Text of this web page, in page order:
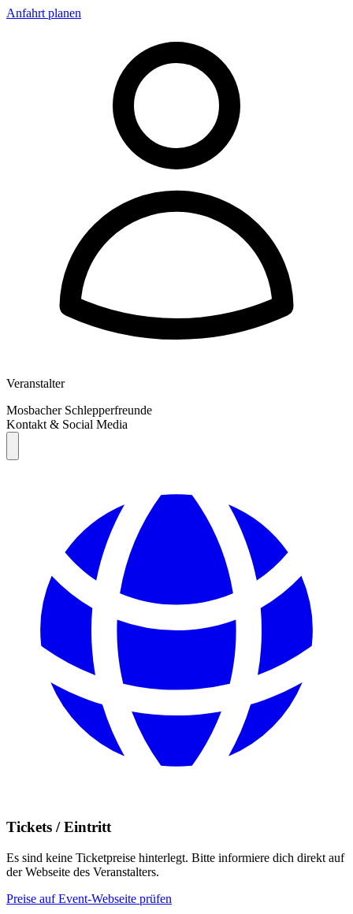
Anfahrt planen
Veranstalter
Mosbacher Schlepperfreunde
Kontakt & Social Media
Tickets / Eintritt
Es sind keine Ticketpreise hinterlegt. Bitte informiere dich direkt auf
der Webseite des Veranstalters.
Preise auf Event-Webseite prüfen